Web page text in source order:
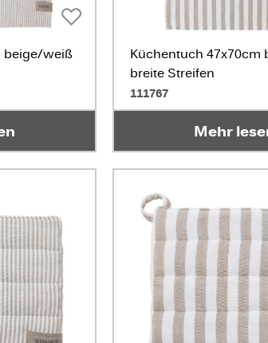
beige/weiß
Küchentuch 47x70cm
breite Streifen
111767
Mehr